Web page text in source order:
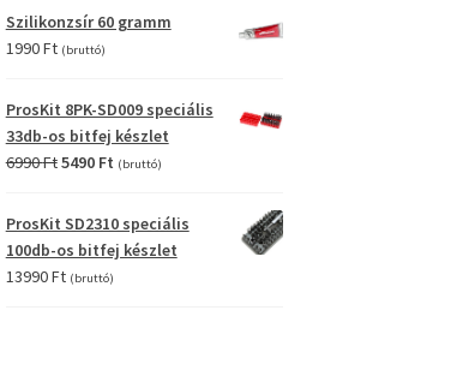
was:
is:
1990 Ft.
Szilikonzsír 60 gramm
1990Ft (bruttó)
ProsKit 8PK-SD009 speciális
33db-os bitfej készlet
6990FtOriginal
was:
6990 Ft.
5490 FtCurrent
is:
5490 Ft.
(bruttó)
ProsKit SD2310 speciális
100db-os bitfej készlet
13990Ft (bruttó)